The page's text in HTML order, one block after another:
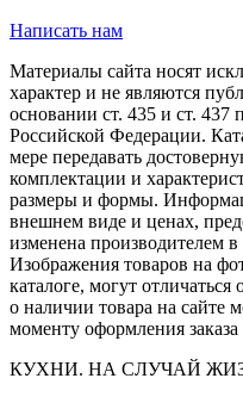
Написать нам
Материалы сайта носят
характер и не являются
основании ст. 435 и ст. 437
Российской Федерации.
мере передавать
комплектации и
размеры и формы.
внешнем виде и ценах,
изменена производителем
Изображения товаров на
каталоге, могут
о наличии товара на сайте
моменту оформления
КУХНИ. НА СЛУЧАЙ